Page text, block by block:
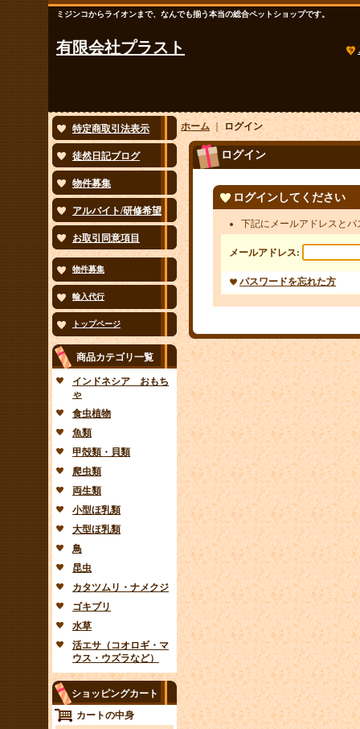
ミジンコからライオンまで、なんでも揃う本当の総合ペットショップです。
有限会社プラスト
特定商取引法表示
徒然日記ブログ
物件募集
アルバイト/研修希望
お取引同意項目
物件募集
輸入代行
トップページ
商品カテゴリ一覧
インドネシア おもち
ゃ
食虫植物
魚類
甲殻類・貝類
爬虫類
両生類
小型ほ乳類
大型ほ乳類
鳥
昆虫
カタツムリ・ナメクジ
ゴキブリ
水草
活エサ（コオロギ・マ
ウス・ウズラなど）
ショッピングカート
カートの中身
ホーム｜ログイン
ログイン
ログインしてください
下記にメールアドレスと
メールアドレス:
パスワードを忘れた方